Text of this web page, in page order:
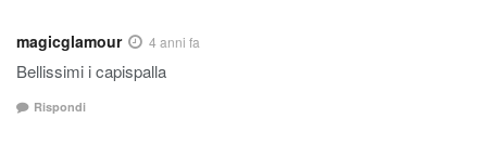
magicglamour 4 anni fa
Bellissimi i capispalla
Rispondi